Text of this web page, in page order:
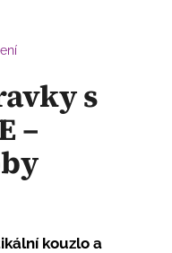
s
–
kouzlo a